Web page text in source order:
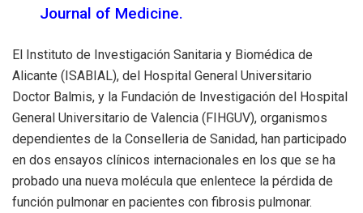
Journal of Medicine.
El Instituto de Investigación Sanitaria y Biomédica de
Alicante (ISABIAL), del Hospital General Universitario
Doctor Balmis, y la Fundación de Investigación del Hospital
General Universitario de Valencia (FIHGUV), organismos
dependientes de la Conselleria de Sanidad, han participado
en dos ensayos clínicos internacionales en los que se ha
probado una nueva molécula que enlentece la pérdida de
función pulmonar en pacientes con fibrosis pulmonar.